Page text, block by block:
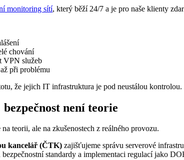
monitoring sítí, který běží 24/7 a je pro naše klienty
chování
VPN služeb
při problému
že jejich IT infrastruktura je pod neustálou kontrolou.
není teorie
teorii, ale na zkušenostech z reálného provozu.
kancelář (ČTK) zajišťujeme správu serverové
standardy a implementaci regulací jako